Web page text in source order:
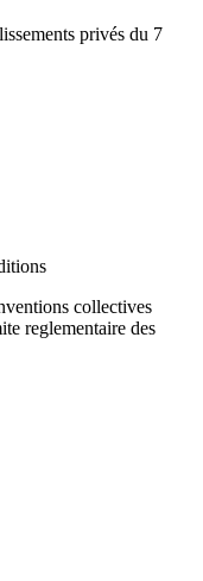
privés du 7
collectives
reglementaire des